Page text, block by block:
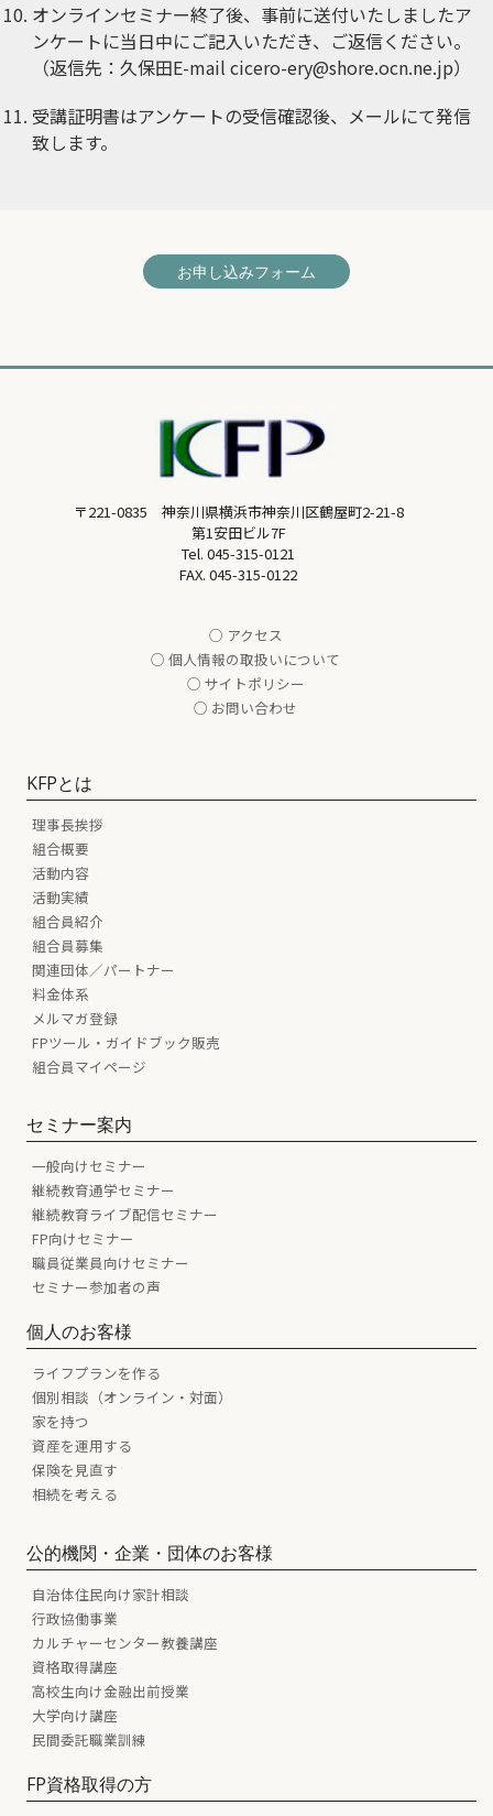
オンラインセミナー終了後、事前に送付いたしましたア
ンケートに当日中にご記入いただき、ご返信ください。
（返信先：久保田E-mail cicero-ery@shore.ocn.ne.jp）
受講証明書はアンケートの受信確認後、メールにて発信
致します。
お申し込みフォーム
〒221-0835 神奈川県横浜市神奈川区鶴屋町2-21-8
第1安田ビル7F
Tel. 045-315-0121
FAX. 045-315-0122
○ アクセス
○ 個人情報の取扱いについて
○ サイトポリシー
○ お問い合わせ
KFPとは
理事長挨拶
組合概要
活動内容
活動実績
組合員紹介
組合員募集
関連団体／パートナー
料金体系
メルマガ登録
FPツール・ガイドブック販売
組合員マイページ
セミナー案内
一般向けセミナー
継続教育通学セミナー
継続教育ライブ配信セミナー
FP向けセミナー
職員従業員向けセミナー
セミナー参加者の声
個人のお客様
ライフプランを作る
個別相談（オンライン・対面）
家を持つ
資産を運用する
保険を見直す
相続を考える
公的機関・企業・団体のお客様
自治体住民向け家計相談
行政協働事業
カルチャーセンター教養講座
資格取得講座
高校生向け金融出前授業
大学向け講座
民間委託職業訓練
FP資格取得の方